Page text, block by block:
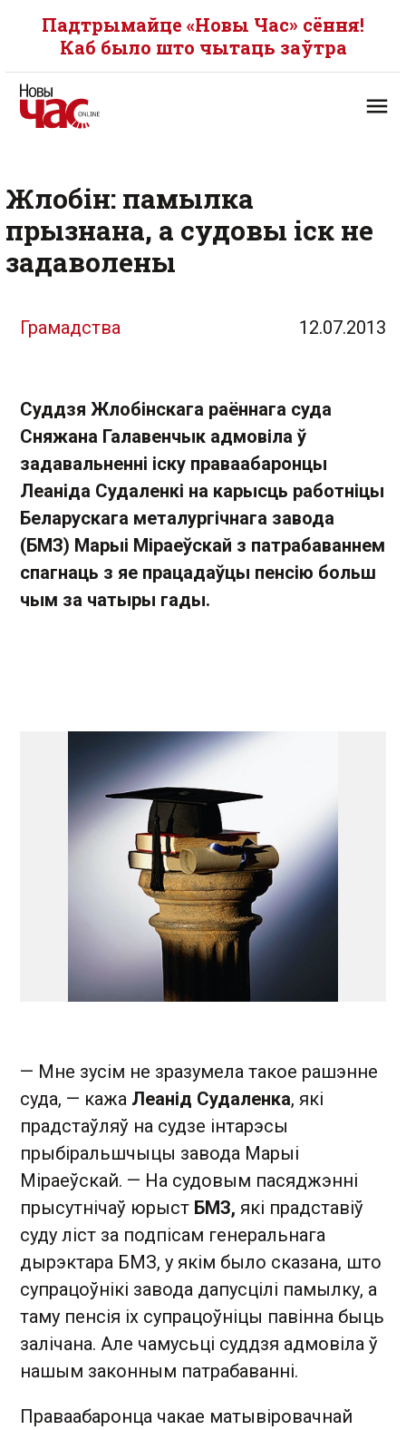
Падтрымайце «Новы Час» сёння!
Каб было што чытаць заўтра
Жлобін: памылка
прызнана, а судовы іск не
задаволены
Грамадства 12.07.2013
Суддзя Жлобінскага раённага суда
Сняжана Галавенчык адмовіла ў
задавальненні іску праваабаронцы
Леаніда Судаленкі на карысць работніцы
Беларускага металургічнага завода
(БМЗ) Марыі Міраеўскай з патрабаваннем
спагнаць з яе працадаўцы пенсію больш
чым за чатыры гады.
— Мне зусім не зразумела такое рашэнне
суда, — кажа Леанід Судаленка, які
прадстаўляў на судзе інтарэсы
прыбіральшчыцы завода Марыі
Міраеўскай. — На судовым пасяджэнні
прысутнічаў юрыст БМЗ, які прадставіў
суду ліст за подпісам генеральнага
дырэктара БМЗ, у якім было сказана, што
супрацоўнікі завода дапусцілі памылку, а
таму пенсія іх супрацоўніцы павінна быць
залічана. Але чамусьці суддзя адмовіла ў
нашым законным патрабаванні.
Праваабаронца чакае матывіровачнай